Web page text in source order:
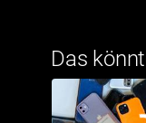
Das